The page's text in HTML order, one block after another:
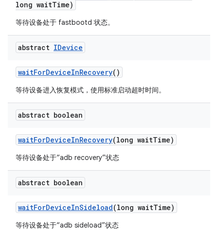
long waitTime)
等待设备处于 fastbootd 状态。
abstract IDevice
waitForDeviceInRecovery()
等待设备进入恢复模式，使用标准启动超时时间。
abstract boolean
waitForDeviceInRecovery(long waitTime)
等待设备处于“adb recovery”状态
abstract boolean
waitForDeviceInSideload(long waitTime)
等待设备处于“adb sideload”状态